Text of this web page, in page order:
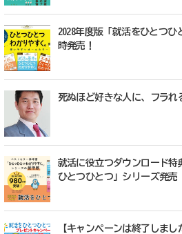
2028年度版「就活をひとつひ
時発売！
死ぬほど好きな人に、フラれ
就活に役立つダウンロード
ひとつひとつ」シリーズ発売
【キャンペーンは終了しまし